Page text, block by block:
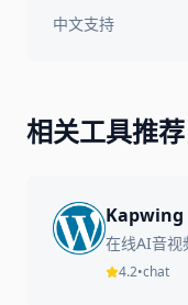
中文支持
相关工具推荐
Kapwing
在线AI音视
4.2•chat